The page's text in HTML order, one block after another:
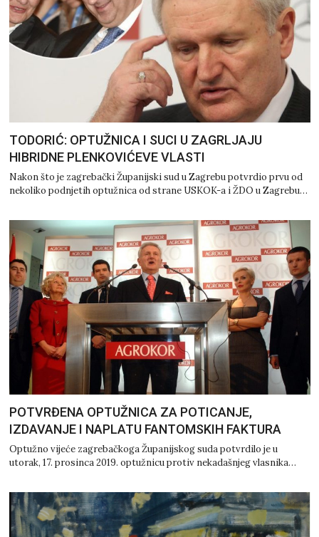
TODORIĆ: OPTUŽNICA I SUCI U ZAGRLJAJU
HIBRIDNE PLENKOVIĆEVE VLASTI
Nakon što je zagrebački Županijski sud u Zagrebu potvrdio prvu od
nekoliko podnjetih optužnica od strane USKOK-a i ŽDO u Zagrebu…
POTVRĐENA OPTUŽNICA ZA POTICANJE,
IZDAVANJE I NAPLATU FANTOMSKIH FAKTURA
Optužno vijeće zagrebačkoga Županijskog suda potvrdilo je u
utorak, 17. prosinca 2019. optužnicu protiv nekadašnjeg vlasnika…